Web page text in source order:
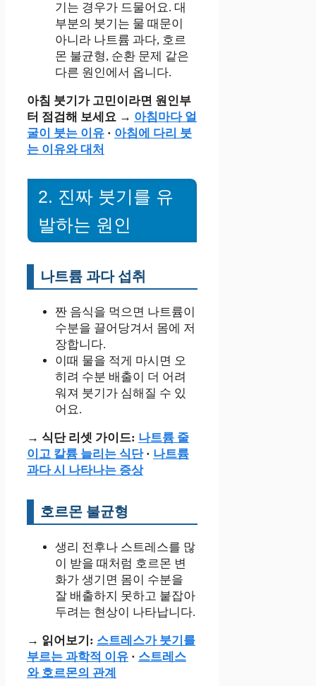
기는 경우가 드물어요. 대
부분의 붓기는 물 때문이
아니라 나트륨 과다, 호르
몬 불균형, 순환 문제 같은
다른 원인에서 옵니다.
아침 붓기가 고민이라면 원인부
터 점검해 보세요 → 아침마다 얼
굴이 붓는 이유 · 아침에 다리 붓
는 이유와 대처
2. 진짜 붓기를 유
발하는 원인
나트륨 과다 섭취
짠 음식을 먹으면 나트륨이
수분을 끌어당겨서 몸에 저
장합니다.
이때 물을 적게 마시면 오
히려 수분 배출이 더 어려
워져 붓기가 심해질 수 있
어요.
→ 식단 리셋 가이드: 나트륨 줄
이고 칼륨 늘리는 식단· 나트륨
과다 시 나타나는 증상
호르몬 불균형
생리 전후나 스트레스를 많
이 받을 때처럼 호르몬 변
화가 생기면 몸이 수분을
잘 배출하지 못하고 붙잡아
두려는 현상이 나타납니다.
→ 읽어보기: 스트레스가 붓기를
부르는 과학적 이유 · 스트레스
와 호르몬의 관계